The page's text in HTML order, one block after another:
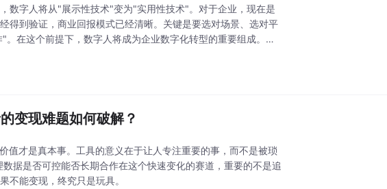
数字人将从"展示性技术"变为"实用性技术"。对于企业，现在是
得到验证，商业回报模式已经清晰。关键是要选对场景、选对平
在这个前提下，数字人将成为企业数字化转型的重要组成。作
变现难题如何破解？
值才是真本事。工具的意义在于让人专注重要的事，而不是被琐
据是否可控能否长期合作在这个快速变化的赛道，重要的不是追
不能变现，终究只是玩具。